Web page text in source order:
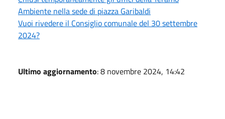
Ambiente nella sede di piazza Garibaldi
Vuoi rivedere il Consiglio comunale del 30 settembre
2024?
Ultimo aggiornamento: 8 novembre 2024, 14:42